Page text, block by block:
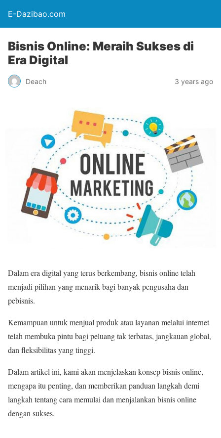
E-Dazibao.com
Bisnis Online: Meraih Sukses di
Era Digital
Deach 3 years ago
Dalam era digital yang terus berkembang, bisnis online telah
menjadi pilihan yang menarik bagi banyak pengusaha dan
pebisnis.
Kemampuan untuk menjual produk atau layanan melalui internet
telah membuka pintu bagi peluang tak terbatas, jangkauan global,
dan fleksibilitas yang tinggi.
Dalam artikel ini, kami akan menjelaskan konsep bisnis online,
mengapa itu penting, dan memberikan panduan langkah demi
langkah tentang cara memulai dan menjalankan bisnis online
dengan sukses.